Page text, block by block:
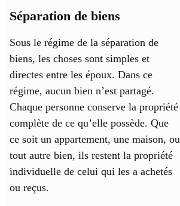
Séparation de biens
Sous le régime de la séparation de
biens, les choses sont simples et
directes entre les époux. Dans ce
régime, aucun bien n’est partagé.
Chaque personne conserve la propriété
complète de ce qu’elle possède. Que
ce soit un appartement, une maison, ou
tout autre bien, ils restent la propriété
individuelle de celui qui les a achetés
ou reçus.